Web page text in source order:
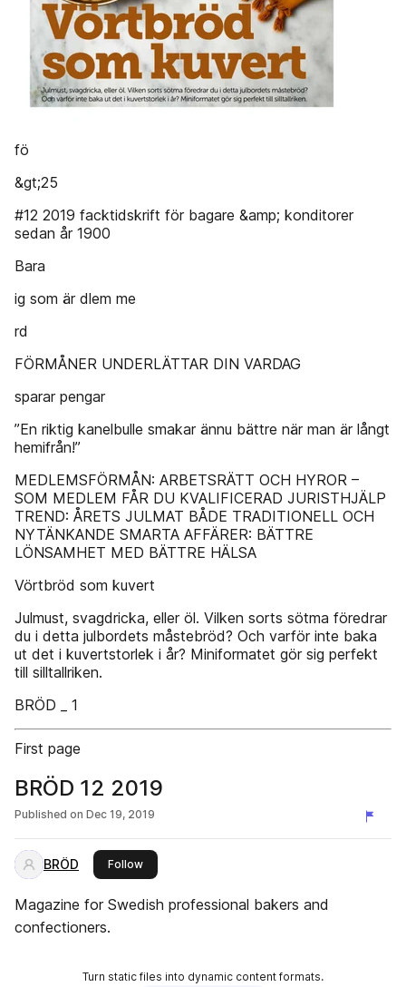
fö
&gt;25
#12 2019 facktidskrift för bagare &amp; konditorer
sedan år 1900
Bara
ig som är dlem me
rd
FÖRMÅNER UNDERLÄTTAR DIN VARDAG
sparar pengar
”En riktig kanelbulle smakar ännu bättre när man är långt
hemifrån!”
MEDLEMSFÖRMÅN: ARBETSRÄTT OCH HYROR –
SOM MEDLEM FÅR DU KVALIFICERAD JURISTHJÄLP
TREND: ÅRETS JULMAT BÅDE TRADITIONELL OCH
NYTÄNKANDE SMARTA AFFÄRER: BÄTTRE
LÖNSAMHET MED BÄTTRE HÄLSA
Vörtbröd som kuvert
Julmust, svagdricka, eller öl. Vilken sorts sötma föredrar
du i detta julbordets måstebröd? Och varför inte baka
ut det i kuvertstorlek i år? Miniformatet gör sig perfekt
till silltallriken.
BRÖD _ 1
First page
BRÖD 12 2019
Published on Dec 19, 2019
BRÖD Followthis publisher
Magazine for Swedish professional bakers and
confectioners.
Turn static files into dynamic content formats.